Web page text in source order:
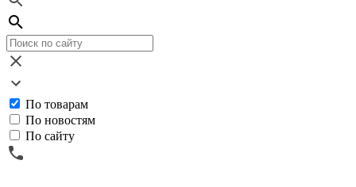
По товарам
По новостям
По сайту